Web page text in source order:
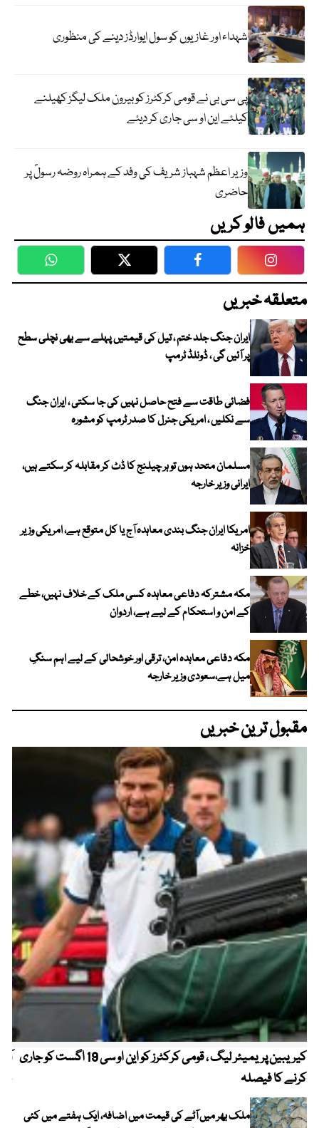
شہداء اور غازیوں کو سول ایوارڈز دینے کی منظوری
پی سی بی نے قومی کرکٹرز کو بیرون ملک لیگز کھیلنے
کیلئے این او سی جاری کر دیئے
وزیر اعظم شہباز شریف کی وفد کے ہمراہ روضہ رسولؐ پر
حاضری
ہمیں فالو کریں
WhatsApp Twitter Facebook
متعلقہ خبریں
ایران جنگ جلد ختم ، تیل کی قیمتیں پہلے سے بھی نچلی سطح
پر آئیں گی ، ڈونلڈ ٹرمپ
فضائی طاقت سے فتح حاصل نہیں کی جا سکتی ، ایران جنگ
سے نکلیں ، امریکی جنرل کا صدر ٹرمپ کو مشورہ
مسلمان متحد ہوں تو ہر چیلنج کا ڈٹ کر مقابلہ کر سکتے ہیں،
ایرانی وزیر خارجہ
امریکا ایران جنگ بندی معاہدہ آج یا کل متوقع ہے، امریکی وزیر
خزانہ
مکہ مشترکہ دفاعی معاہدہ کسی ملک کے خلاف نہیں، خطے
کے امن و استحکام کے لیے ہے، اردوان
مکہ دفاعی معاہدہ امن، ترقی اور خوشحالی کے لیے اہم سنگِ
میل ہے،سعودی وزیر خارجہ
مقبول ترین خبریں
کیریبین پریمیئر لیگ ، قومی کرکٹرز کو این او سی 19 اگست کو جاری
کرنے کا فیصلہ
ملک بھر میں آٹے کی قیمت میں اضافہ، ایک ہفتے میں کئی